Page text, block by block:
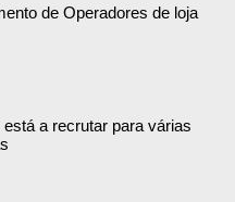
de Operadores de loja
a recrutar para várias